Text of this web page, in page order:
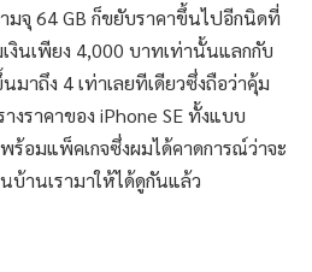
จุ 64 GB ก็ขยับราคาขึ้นไปอีกนิดที่
งินเพียง 4,000 บาทเท่านั้นแลกกับ
มาถึง 4 เท่าเลยทีเดียวซึ่งถือว่าคุ้ม
งราคาของ iPhone SE ทั้งแบบ
พร้อมแพ็คเกจซึ่งผมได้คาดการณ์ว่าจะ
บ้านเรามาให้ได้ดูกันแล้ว